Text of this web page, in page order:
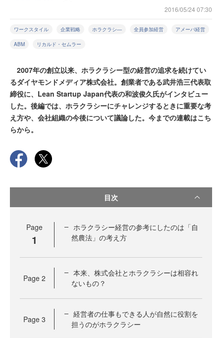
2016/05/24 07:30
ワークスタイル 企業戦略 ホラクラシ― 全員参加経営 アメーバ経営
ABM リカルド・セムラー
2007年の創立以来、ホラクラシー型の経営の追求を続けてい
るダイヤモンドメディア株式会社。創業者である武井浩三代表取
締役に、Lean Startup Japan代表の和波俊久氏がインタビュー
した。後編では、ホラクラシーにチャレンジするときに重要な考
え方や、会社組織の今後について議論した。今までの連載はこち
らから。
目次
Page
1
ホラクラシー経営の参考にしたのは「自
然農法」の考え方
Page 2
本来、株式会社とホラクラシーは相容れ
ないもの？
Page 3
経営者の仕事もできる人が自然に役割を
担うのがホラクラシー